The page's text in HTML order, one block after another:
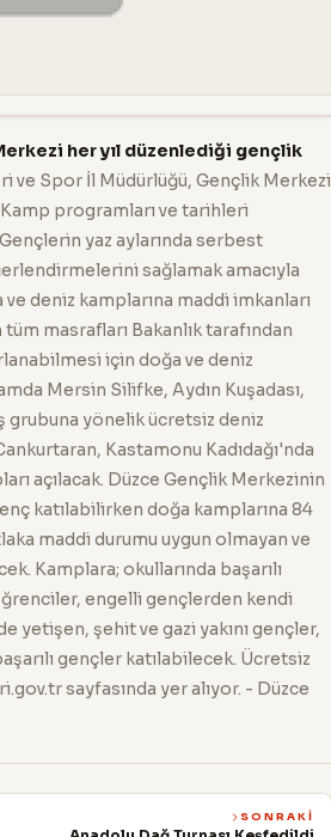
her yıl düzenlediği gençlik
ve Spor İl Müdürlüğü, Gençlik Merkezi
programları ve tarihleri
yaz aylarında serbest
sağlamak amacıyla
deniz kamplarına maddi imkanları
masrafları Bakanlık tarafından
için doğa ve deniz
Mersin Silifke, Aydın Kuşadası,
grubuna yönelik ücretsiz deniz
Kastamonu Kadıdağı'nda
açılacak. Düzce Gençlik Merkezinin
katılabilirken doğa kamplarına 84
maddi durumu uygun olmayan ve
Kamplara; okullarında başarılı
engelli gençlerden kendi
yetişen, şehit ve gazi yakını gençler,
gençler katılabilecek. Ücretsiz
sayfasında yer alıyor. - Düzce
SONRAKI